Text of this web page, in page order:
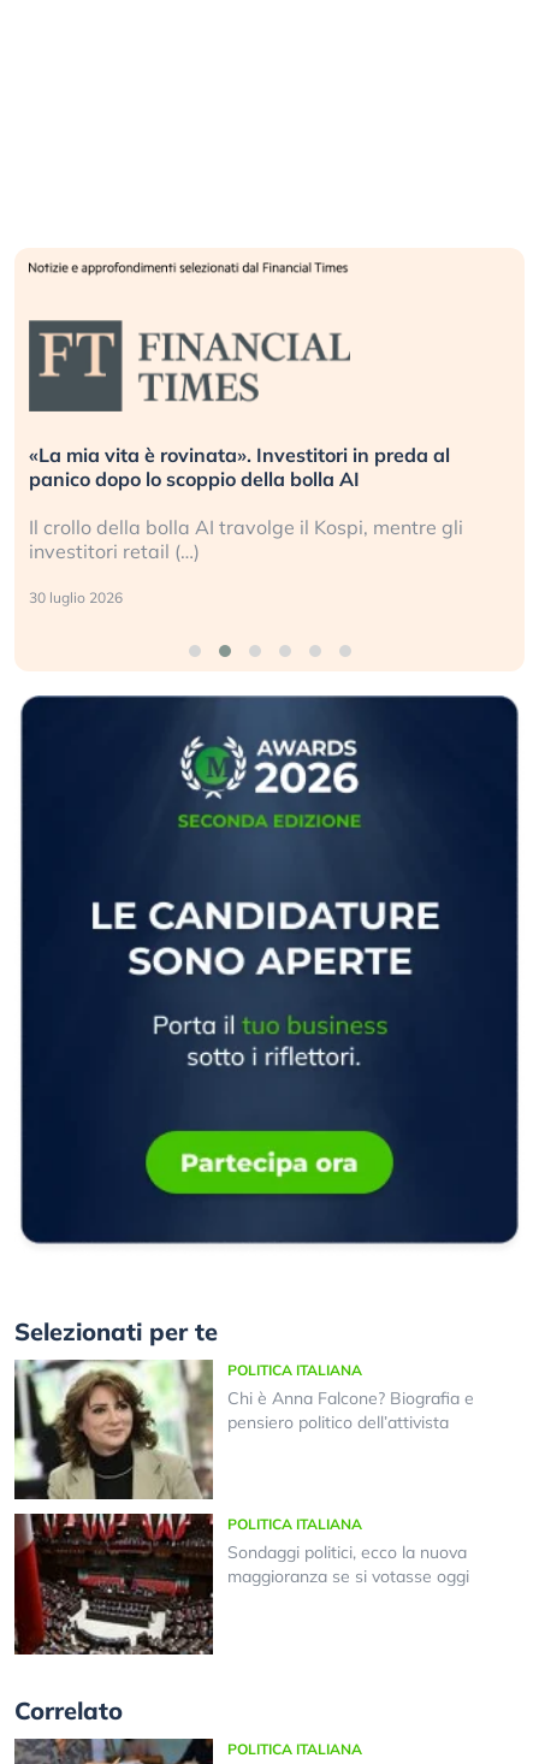
Quando la finanza pesa più dell’economia reale.
L’America sta ripetendo gli errori del 2008?
La ricchezza mondiale cresce, ma è sempre più
sganciata dall’economia reale. (…)
24 luglio 2026
Selezionati per te
POLITICA ITALIANA
Chi è Anna Falcone? Biografia e
pensiero politico dell’attivista
POLITICA ITALIANA
Sondaggi politici, ecco la nuova
maggioranza se si votasse oggi
Correlato
POLITICA ITALIANA